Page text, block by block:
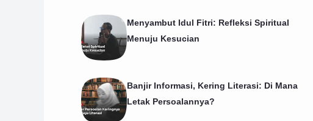
Menyambut Idul Fitri: Refleksi Spiritual
Menuju Kesucian
Banjir Informasi, Kering Literasi: Di Mana
Letak Persoalannya?